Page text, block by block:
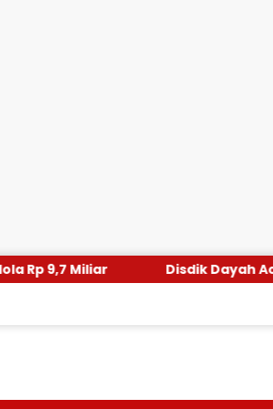
Disdik Dayah Aceh Utara Pelajari